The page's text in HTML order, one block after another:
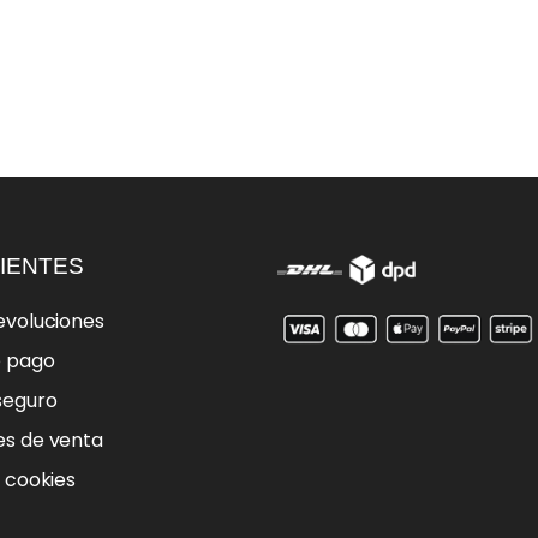
pago
de venta